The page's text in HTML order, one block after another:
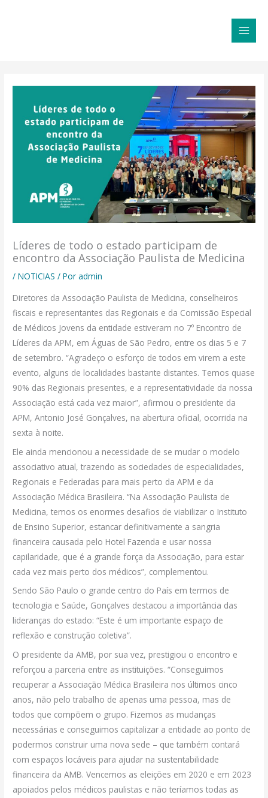
Líderes de todo o estado participam de
encontro da Associação Paulista de Medicina
/NOTICIAS / Poradmin
Diretores da Associação Paulista de Medicina, conselheiros
fiscais e representantes das Regionais e da Comissão Especial
de Médicos Jovens da entidade estiveram no 7º Encontro de
Líderes da APM, em Águas de São Pedro, entre os dias 5 e 7
de setembro. “Agradeço o esforço de todos em virem a este
evento, alguns de localidades bastante distantes. Temos quase
90% das Regionais presentes, e a representatividade da nossa
Associação está cada vez maior”, afirmou o presidente da
APM, Antonio José Gonçalves, na abertura oficial, ocorrida na
sexta à noite.
Ele ainda mencionou a necessidade de se mudar o modelo
associativo atual, trazendo as sociedades de especialidades,
Regionais e Federadas para mais perto da APM e da
Associação Médica Brasileira. “Na Associação Paulista de
Medicina, temos os enormes desafios de viabilizar o Instituto
de Ensino Superior, estancar definitivamente a sangria
financeira causada pelo Hotel Fazenda e usar nossa
capilaridade, que é a grande força da Associação, para estar
cada vez mais perto dos médicos”, complementou.
Sendo São Paulo o grande centro do País em termos de
tecnologia e Saúde, Gonçalves destacou a importância das
lideranças do estado: “Este é um importante espaço de
reflexão e construção coletiva”.
O presidente da AMB, por sua vez, prestigiou o encontro e
reforçou a parceria entre as instituições. “Conseguimos
recuperar a Associação Médica Brasileira nos últimos cinco
anos, não pelo trabalho de apenas uma pessoa, mas de
todos que compõem o grupo. Fizemos as mudanças
necessárias e conseguimos capitalizar a entidade ao ponto de
podermos construir uma nova sede – que também contará
com espaços locáveis para ajudar na sustentabilidade
financeira da AMB. Vencemos as eleições em 2020 e em 2023
apoiados pelos médicos paulistas e não teríamos todas as